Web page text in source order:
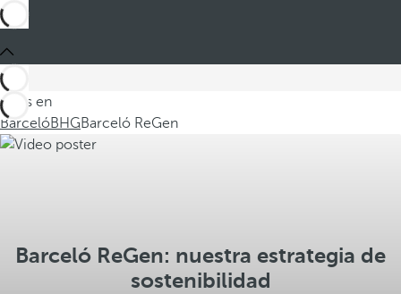
Estás en
BarcelóBHGBarceló ReGen
Barceló ReGen: nuestra estrategia de
sostenibilidad